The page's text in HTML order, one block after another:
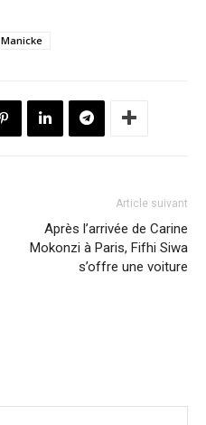
Manicke
Article suivant
Après l’arrivée de Carine
Mokonzi à Paris, Fifhi Siwa
s’offre une voiture